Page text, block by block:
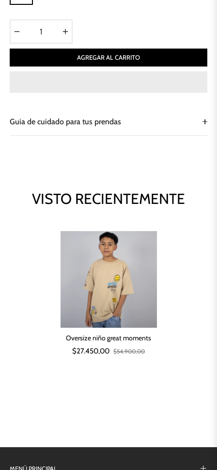
AGREGAR AL CARRITO
Guia de cuidado para tus prendas
VISTO RECIENTEMENTE
Oversize niño great moments
$27.450,00 $54.900,00
MENÚ PRINCIPAL